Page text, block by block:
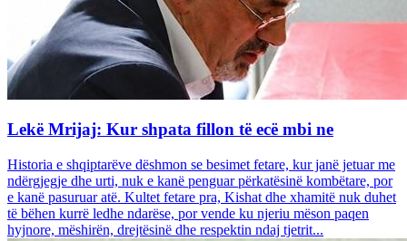
Lekë Mrijaj: Kur shpata fillon të ecë mbi ne
Historia e shqiptarëve dëshmon se besimet fetare, kur janë jetuar me
ndërgjegje dhe urti, nuk e kanë penguar përkatësinë kombëtare, por
e kanë pasuruar atë. Kultet fetare pra, Kishat dhe xhamitë nuk duhet
të bëhen kurrë ledhe ndarëse, por vende ku njeriu mëson paqen
hyjnore, mëshirën, drejtësinë dhe respektin ndaj tjetrit...